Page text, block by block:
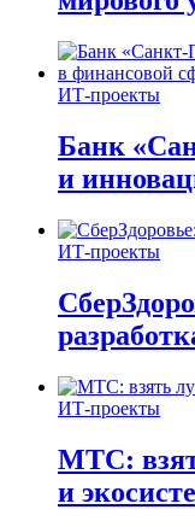
ИТ-проекты
Банк
и
ИТ-проекты
ИТ-проекты
МТС:
и